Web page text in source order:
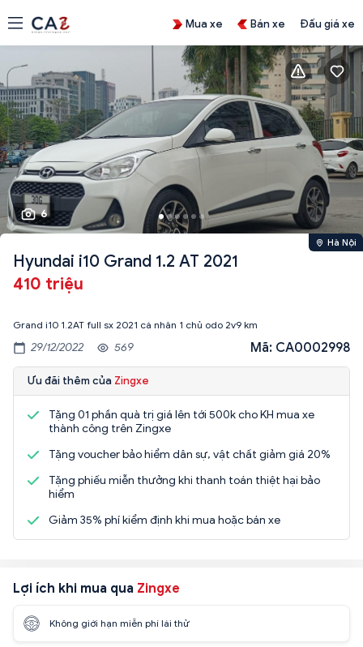
Mua xe Bán xe Đấu giá xe
6
Hà Nội
Hyundai i10 Grand 1.2 AT 2021
410 triệu
Grand i10 1.2AT full sx 2021 cá nhân 1 chủ odo 2v9 km
29/12/2022 569 Mã: CA0002998
Ưu đãi thêm của Zingxe
Tặng 01 phần quà trị giá lên tới 500k cho KH mua xe
thành công trên Zingxe
Tặng voucher bảo hiểm dân sự, vật chất giảm giá 20%
Tặng phiếu miễn thưởng khi thanh toán thiệt hại bảo
hiểm
Giảm 35% phí kiểm định khi mua hoặc bán xe
Lợi ích khi mua qua Zingxe
Không giới hạn miễn phí lái thử